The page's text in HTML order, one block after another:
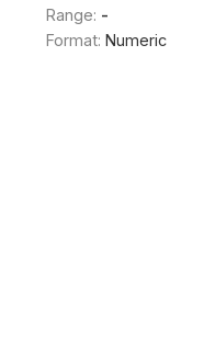
Range: -
Format: Numeric